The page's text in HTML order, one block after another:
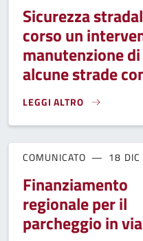
Sicurezza
corso un
manutenzione di
alcune strade
LEGGI ALTRO
SICUREZZA STRADALE,
COMUNICATO 18
Finanziamento
regionale per il
parcheggio in